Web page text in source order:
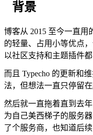
背景
博客从 2015 至今一直用
的轻量、占用小等优点
以社区支持和主题插件都
而且 Typecho 的更新和
法，但想法一直只停留在
然后就一直拖着直到去
为自己美西梯子的服务
了个服务商，也知道后